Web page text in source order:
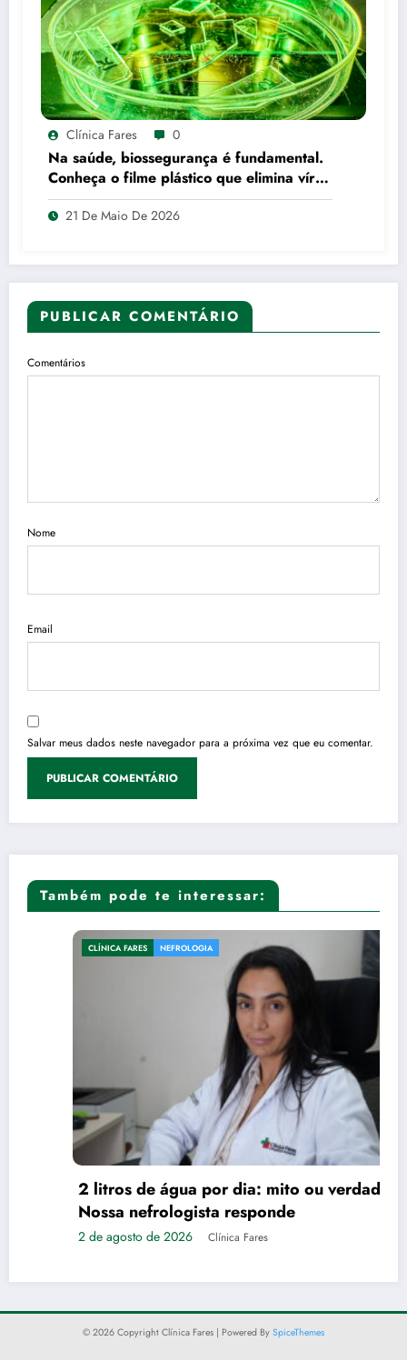
Clínica Fares 0
Na saúde, biossegurança é fundamental.
Conheça o filme plástico que elimina vírus
por contato
21 De Maio De 2026
PUBLICAR COMENTÁRIO
Comentários
Nome
Email
Salvar meus dados neste navegador para a próxima vez que eu comentar.
Também pode te interessar:
CLÍNICA FARES NEFROLOGIA
2 litros de água por dia: mito ou verdade?
Nossa nefrologista responde
2 de agosto de 2026 Clínica Fares
© 2026 Copyright Clínica Fares | Powered By SpiceThemes